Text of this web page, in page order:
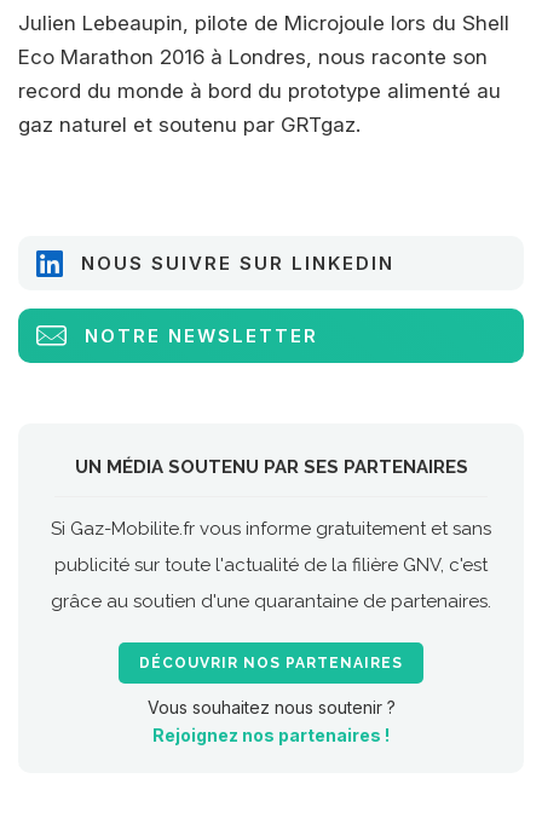
Julien Lebeaupin, pilote de Microjoule lors du Shell
Eco Marathon 2016 à Londres, nous raconte son
record du monde à bord du prototype alimenté au
gaz naturel et soutenu par GRTgaz.
NOUS SUIVRE SUR LINKEDIN
NOTRE NEWSLETTER
UN MÉDIA SOUTENU PAR SES PARTENAIRES
Si Gaz-Mobilite.fr vous informe gratuitement et sans
publicité sur toute l'actualité de la filière GNV, c'est
grâce au soutien d'une quarantaine de partenaires.
DÉCOUVRIR NOS PARTENAIRES
Vous souhaitez nous soutenir ?
Rejoignez nos partenaires !